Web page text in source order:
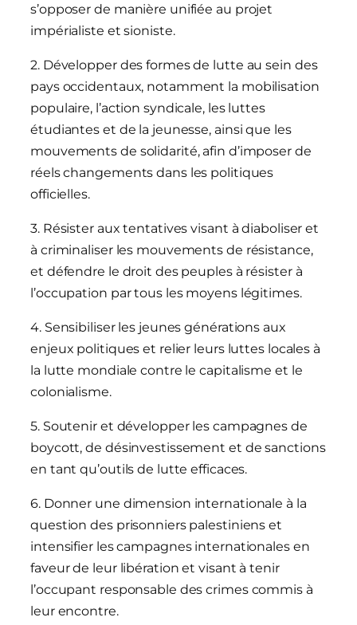
s’opposer de manière unifiée au projet
impérialiste et sioniste.
2. Développer des formes de lutte au sein des
pays occidentaux, notamment la mobilisation
populaire, l’action syndicale, les luttes
étudiantes et de la jeunesse, ainsi que les
mouvements de solidarité, afin d’imposer de
réels changements dans les politiques
officielles.
3. Résister aux tentatives visant à diaboliser et
à criminaliser les mouvements de résistance,
et défendre le droit des peuples à résister à
l’occupation par tous les moyens légitimes.
4. Sensibiliser les jeunes générations aux
enjeux politiques et relier leurs luttes locales à
la lutte mondiale contre le capitalisme et le
colonialisme.
5. Soutenir et développer les campagnes de
boycott, de désinvestissement et de sanctions
en tant qu’outils de lutte efficaces.
6. Donner une dimension internationale à la
question des prisonniers palestiniens et
intensifier les campagnes internationales en
faveur de leur libération et visant à tenir
l’occupant responsable des crimes commis à
leur encontre.